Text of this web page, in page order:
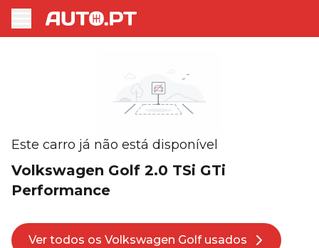
Este carro já não está disponível
Volkswagen Golf 2.0 TSi GTi
Performance
Ver todos os Volkswagen Golf usados